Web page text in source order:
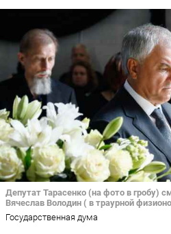
Депутат Тарасенко (на фото в гробу)
Вячеслав Володин ( в траурной
Государственная дума